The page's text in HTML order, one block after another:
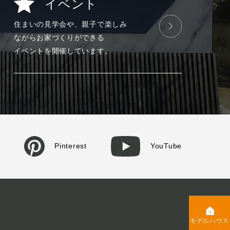
イベント
住まいの見学会や、親子で楽しみ
ながらお家づくりができる
イベントを開催しています。
Pinterest YouTube
モデルハウス